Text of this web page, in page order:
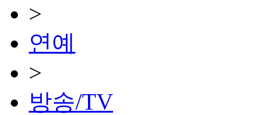
>
연예
>
방송/TV